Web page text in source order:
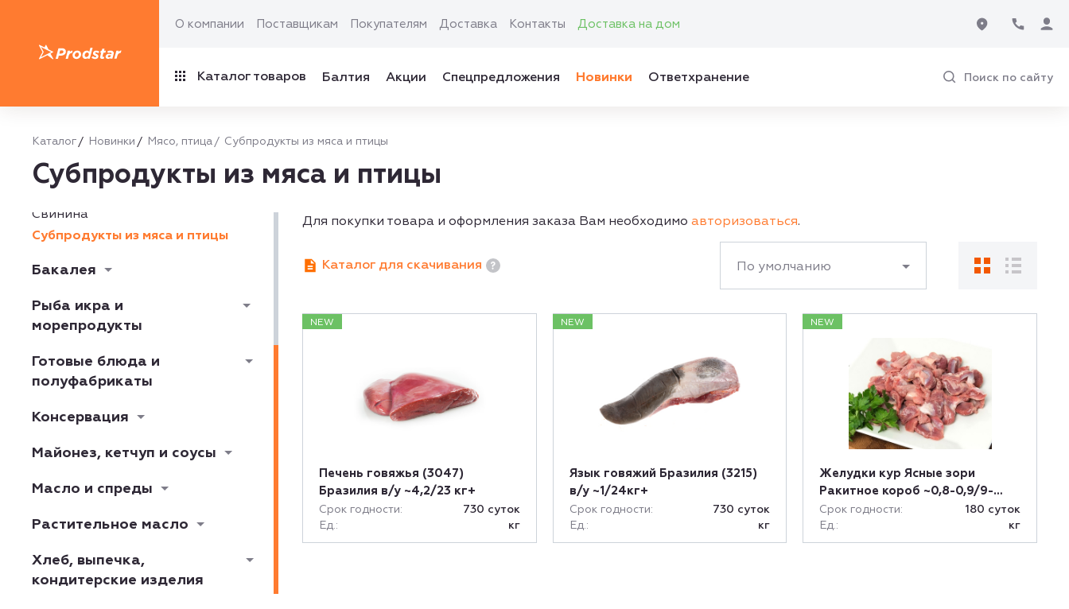
О компании Поставщикам Покупателям Доставка Контакты Доставка на дом
Каталог товаров Балтия Акции Спецпредложения Новинки Ответхранение Поиск по сайту
Каталог Новинки Мясо, птица Субпродукты из мяса и птицы
Субпродукты из мяса и птицы
Молокопродукты и яйцо
Сыр
Говядина и телятина
Дичь и другое мясо
Курица
Свинина
Субпродукты из мяса и птицы
Бакалея
Рыба икра и
морепродукты
Готовые блюда и
полуфабрикаты
Консервация
Майонез, кетчуп и соусы
Масло и спреды
Растительное масло
Хлеб, выпечка,
кондитерские изделия
Для покупки товара и оформления заказа Вам необходимо авторизоваться.
Каталог для скачивания По умолчанию
NEW
Печень говяжья (3047)
Бразилия в/у ~4,2/23 кг+
Срок годности:
730 cуток
Ед.:
кг
NEW
Язык говяжий Бразилия (3215)
в/у ~1/24кг+
Срок годности:
730 cуток
Ед.:
кг
NEW
Желудки кур Ясные зори
Ракитное короб ~0,8-0,9/9-
10кг
Срок годности:
180 суток
Ед.:
кг